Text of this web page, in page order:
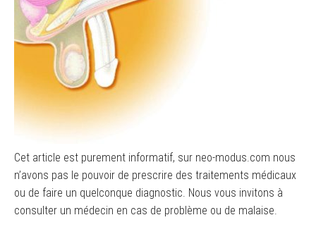
Cet article est purement informatif, sur neo-modus.com nous
n’avons pas le pouvoir de prescrire des traitements médicaux
ou de faire un quelconque diagnostic. Nous vous invitons à
consulter un médecin en cas de problème ou de malaise.